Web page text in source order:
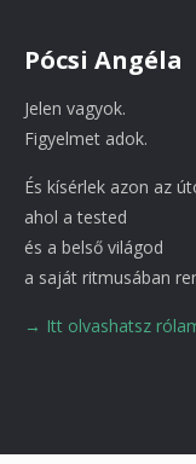
Pócsi Angéla
Jelen vagyok.
Figyelmet adok.
És kísérlek azon az
ahol a tested
és a belső világod
a saját ritmusában
→ Itt olvashatsz